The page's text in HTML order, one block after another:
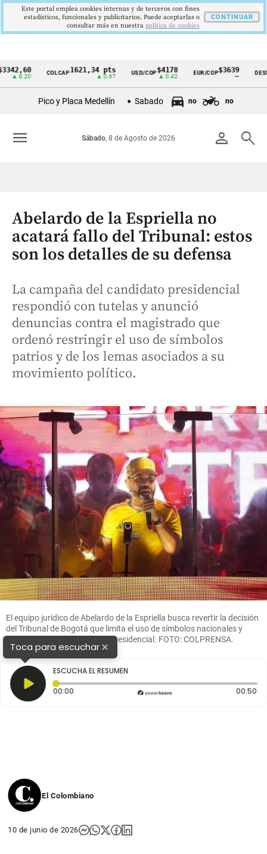
Cintillo
Colombia
8.20
COLCAP1621,34 pts
▲ 0.67
USD/COP$4178
▲ 0.42
EUR/COP$3639
Pico y Placa Medellín Sabado no no
person search
Sábado, 8 de Agosto de 2026
menu
Abelardo de la Espriella no
acatará fallo del Tribunal: estos
son los detalles de su defensa
La campaña del candidato presidencial
respondió con tutelas y anunció
denuncias contra el magistrado que
ordenó restringir el uso de símbolos
patrios y de los lemas asociados a su
movimiento político.
El equipo jurídico de Abelardo de la Espriella busca revertir la decisión
del Tribunal de Bogotá que limita el uso de símbolos nacionales y
expresiones de su campaña presidencial. FOTO: COLPRENSA.
Toca para escuchar×
ESCUCHA EL RESUMEN
00:00 Tiempo transcurrido: 0 segundos 00:50
El Colombiano
10 de junio de 2026
Este portal emplea cookies internas y de terceros con fines
estadísticos, funcionales y publicitarios. Puede aceptarlas o
consultar más en nuestra politica de cookies
CONTINUAR